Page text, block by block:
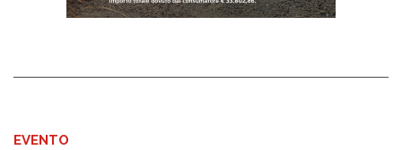
EVENTO